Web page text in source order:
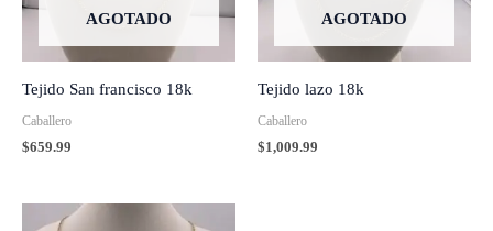
AGOTADO
Tejido San francisco 18k
Caballero
$659.99
AGOTADO
Tejido lazo 18k
Caballero
$1,009.99